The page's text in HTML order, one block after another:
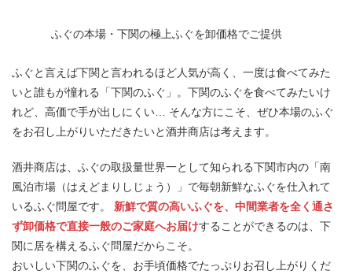
ふぐの本場・下関の極上ふぐを卸価格でご提供
ふぐと言えば下関と言われるほど人気が高く、一度は食べてみた
いと誰もが憧れる「下関のふぐ」。下関のふぐを食べてみたいけ
れど、高価で手が出しにくい… そんな方にこそ、ぜひ本場のふぐ
をお召し上がりいただきたいと酒井商店は考えます。
酒井商店は、ふぐの取扱量世界一として知られる下関市内の「南
風泊市場（はえどまりしじょう）」で毎朝新鮮なふぐを仕入れて
いるふぐ問屋です。 新鮮で質の高いふぐを、中間業者を全く通さ
ず卸価格で直接一般のご家庭へお届けすることができるのは、下
関に居を構えるふぐ問屋だからこそ。
おいしい下関のふぐを、お手頃価格でたっぷりお召し上がりくだ